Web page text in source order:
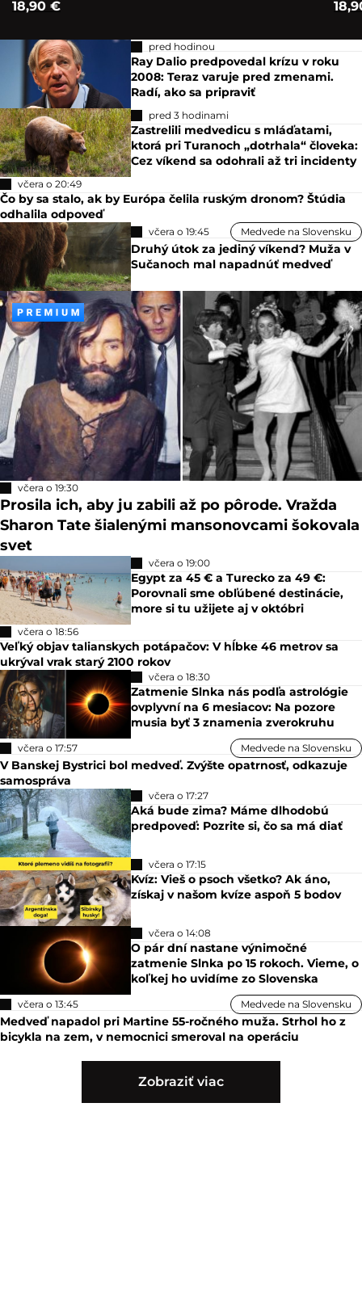
18,90 €
pred hodinou
Ray Dalio predpovedal krízu v roku
2008: Teraz varuje pred zmenami.
Radí, ako sa pripraviť
pred 3 hodinami
Zastrelili medvedicu s mláďatami,
ktorá pri Turanoch „dotrhala“ človeka:
Cez víkend sa odohrali až tri incidenty
včera o 20:49
Čo by sa stalo, ak by Európa čelila ruským dronom? Štúdia
odhalila odpoveď
včera o 19:45 Medvede na Slovensku
Druhý útok za jediný víkend? Muža v
Sučanoch mal napadnúť medveď
včera o 19:30
Prosila ich, aby ju zabili až po pôrode. Vražda
Sharon Tate šialenými mansonovcami šokovala
svet
včera o 19:00
Egypt za 45 € a Turecko za 49 €:
Porovnali sme obľúbené destinácie,
more si tu užijete aj v októbri
včera o 18:56
Veľký objav talianskych potápačov: V hĺbke 46 metrov sa
ukrýval vrak starý 2100 rokov
včera o 18:30
Zatmenie Slnka nás podľa astrológie
ovplyvní na 6 mesiacov: Na pozore
musia byť 3 znamenia zverokruhu
včera o 17:57 Medvede na Slovensku
V Banskej Bystrici bol medveď. Zvýšte opatrnosť, odkazuje
samospráva
včera o 17:27
Aká bude zima? Máme dlhodobú
predpoveď: Pozrite si, čo sa má diať
včera o 17:15
Kvíz: Vieš o psoch všetko? Ak áno,
získaj v našom kvíze aspoň 5 bodov
včera o 14:08
O pár dní nastane výnimočné
zatmenie Slnka po 15 rokoch. Vieme, o
koľkej ho uvidíme zo Slovenska
včera o 13:45 Medvede na Slovensku
Medveď napadol pri Martine 55-ročného muža. Strhol ho z
bicykla na zem, v nemocnici smeroval na operáciu
Zobraziť viac